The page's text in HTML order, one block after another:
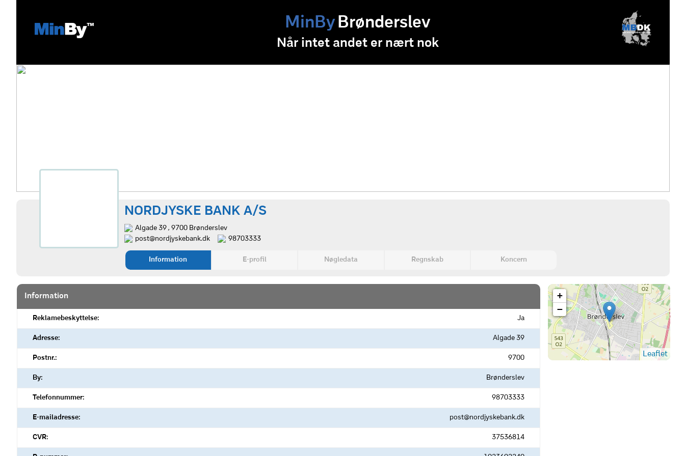
MinByBrønderslev
Når intet andet er nært nok
NORDJYSKE BANK A/S
Algade 39 , 9700 Brønderslev
post@nordjyskebank.dk
98703333
Information E-profil Nøgledata Regnskab Koncern
Information
Reklamebeskyttelse: Ja
Adresse: Algade 39
Postnr.: 9700
By: Brønderslev
Telefonnummer: 98703333
E-mailadresse: post@nordjyskebank.dk
CVR: 37536814
+
−
Leaflet